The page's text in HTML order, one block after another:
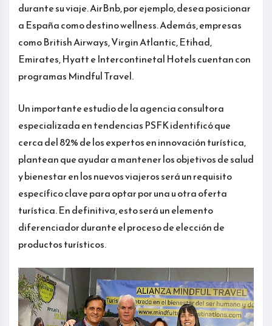
durante su viaje. AirBnb, por ejemplo, desea posicionar
a España como destino wellness. Además, empresas
como British Airways, Virgin Atlantic, Etihad,
Emirates, Hyatt e Intercontinetal Hotels cuentan con
programas Mindful Travel.
Un importante estudio de la agencia consultora
especializada en tendencias PSFK identificó que
cerca del 82% de los expertos en innovación turística,
plantean que ayudar a mantener los objetivos de salud
y bienestar en los nuevos viajeros será un requisito
específico clave para optar por una u otra oferta
turística. En definitiva, esto será un elemento
diferenciador durante el proceso de elección de
productos turísticos.